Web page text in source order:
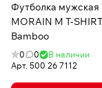
Футболка мужская
MORAIN M T-
Bamboo
0 0
В наличии
Арт. 500 26 7112